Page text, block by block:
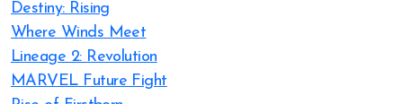
Destiny: Rising
Where Winds Meet
Lineage 2: Revolution
MARVEL Future Fight